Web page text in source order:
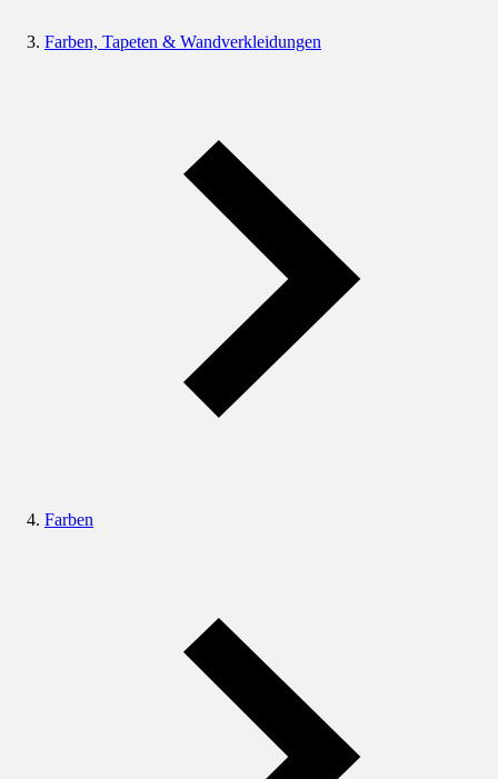
Farben, Tapeten & Wandverkleidungen
Farben